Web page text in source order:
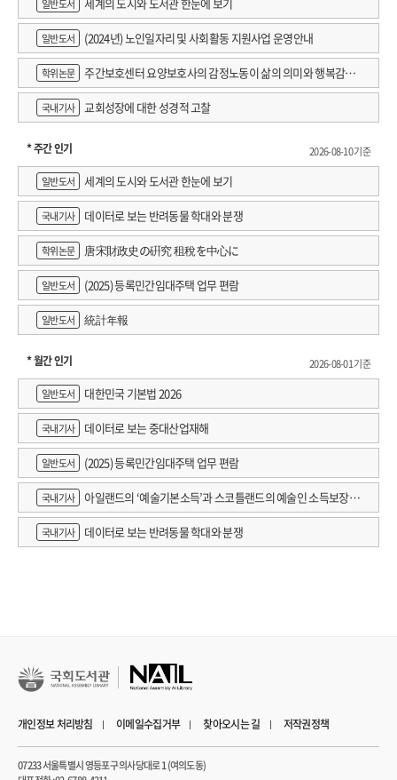
일반도서
일반도서 (2024년) 노인일자리 및 사회활동 지원사업 운영안내
학위논문
주간보호센터 요양보호사의 감정노동이 삶의 의미와 행복감에
미치는 영향 : 직무스트레스의 매개효과 검증
국내기사 교회성장에 대한 성경적 고찰
* 주간 인기
2026-08-10 기준
일반도서
세계의 도시와 도서관 한눈에 보기
국내기사 데이터로 보는 반려동물 학대와 분쟁
학위논문 唐宋財政史の硏究 租稅を中心に
일반도서 (2025) 등록민간임대주택 업무 편람
일반도서 統計年報
* 월간 인기
2026-08-01 기준
일반도서
대한민국 기본법 2026
국내기사 데이터로 보는 중대산업재해
일반도서 (2025) 등록민간임대주택 업무 편람
국내기사
아일랜드의 ‘예술기본소득’과 스코틀랜드의 예술인 소득보장정
책 논의
국내기사 데이터로 보는 반려동물 학대와 분쟁
개인정보 처리방침 이메일수집거부 찾아오시는 길 저작권정책
07233 서울특별시 영등포구 의사당대로 1 (여의도동)